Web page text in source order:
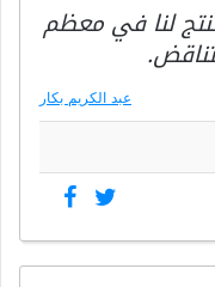
لنا في معظم
عبد الكريم بكار